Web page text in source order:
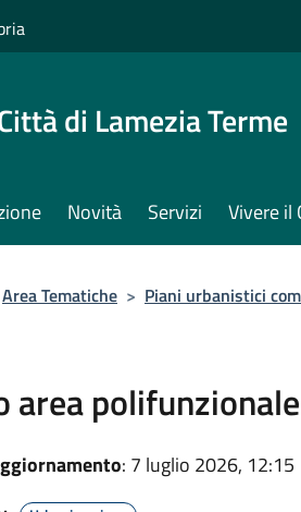
di Lamezia Terme
Novità Servizi Vivere il
Area Tematiche > Piani urbanistici
area
: 7 luglio 2026, 12:15